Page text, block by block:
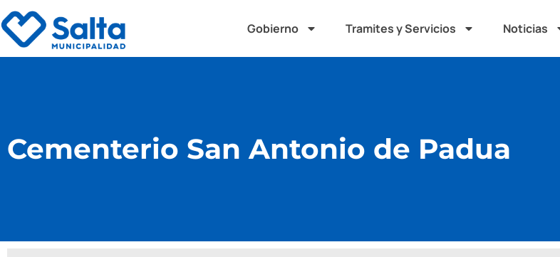
Gobierno Tramites y Servicios Noticias
Cementerio San Antonio de Padua